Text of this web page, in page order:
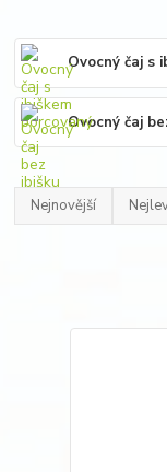
Ovocný čaj s
Ovocný čaj
Nejnovější